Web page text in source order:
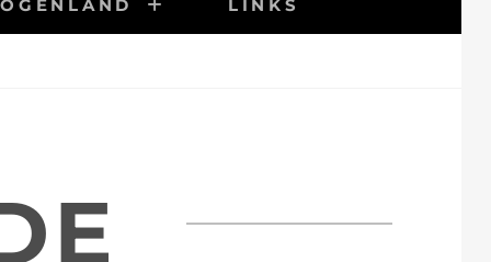
LINKS